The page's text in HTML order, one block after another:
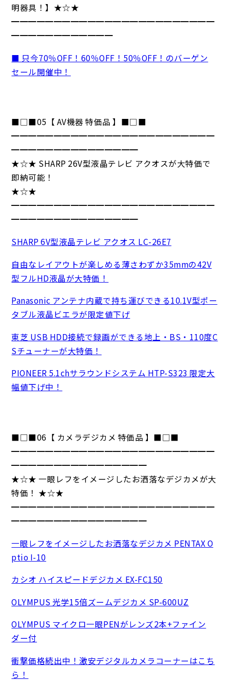
明器具！】★☆★
━━━━━━━━━━━━━━━━━━━━━━━━
━━━━━━━━━━━━
■ 只今70％OFF！60％OFF！50％OFF！のバーゲン
セール開催中！
■□■05【 AV機器 特価品 】■□■
━━━━━━━━━━━━━━━━━━━━━━━━
━━━━━━━━━━━━━━━
★☆★ SHARP 26V型液晶テレビ アクオスが大特価で
即納可能！
★☆★
━━━━━━━━━━━━━━━━━━━━━━━━
━━━━━━━━━━━━━━━
SHARP 6V型液晶テレビ アクオス LC-26E7
自由なレイアウトが楽しめる薄さわずか35mmの42V
型フルHD液晶が大特価！
Panasonic アンテナ内蔵で持ち運びできる10.1V型ポー
タブル液晶ビエラが限定値下げ
東芝 USB HDD接続で録画ができる地上・BS・110度C
Sチューナーが大特価！
PIONEER 5.1chサラウンドシステム HTP-S323 限定大
幅値下げ中！
■□■06【 カメラデジカメ 特価品 】■□■
━━━━━━━━━━━━━━━━━━━━━━━━
━━━━━━━━━━━━━━━━
★☆★ 一眼レフをイメージしたお洒落なデジカメが大
特価！ ★☆★
━━━━━━━━━━━━━━━━━━━━━━━━
━━━━━━━━━━━━━━━━
一眼レフをイメージしたお洒落なデジカメ PENTAX O
ptio I-10
カシオ ハイスピードデジカメ EX-FC150
OLYMPUS 光学15倍ズームデジカメ SP-600UZ
OLYMPUS マイクロ一眼PENがレンズ2本+ファイン
ダー付
衝撃価格続出中！激安デジタルカメラコーナーはこち
ら！